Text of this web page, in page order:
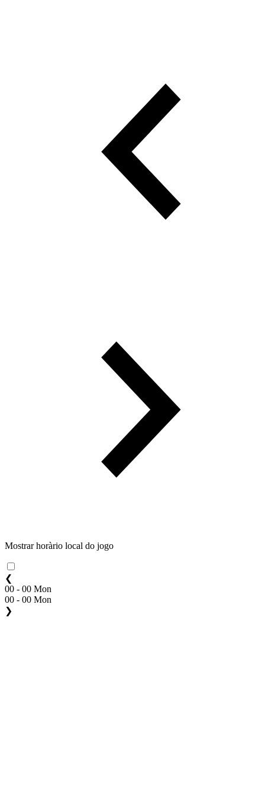
Mostrar horàrio local do jogo
❮
00 - 00 Mon
00 - 00 Mon
❯